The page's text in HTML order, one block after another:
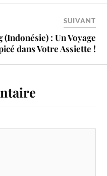
SUIVANT
: Un Voyage
dans Votre Assiette !